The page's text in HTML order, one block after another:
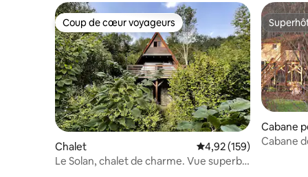
Coup de cœur voyageurs
Coup de cœur voyageurs
Chalet Évaluation moyenne
4,92 (159)
Le Solan, chalet de charme. Vue superbe
Cabane
Cabane